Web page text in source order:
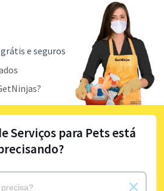
e seguros
Serviços para Pets está